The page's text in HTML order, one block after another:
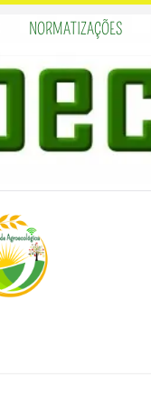
NORMATIZAÇÕES